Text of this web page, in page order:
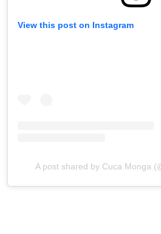
View this post on Instagram
A post shared by Cuca Monga